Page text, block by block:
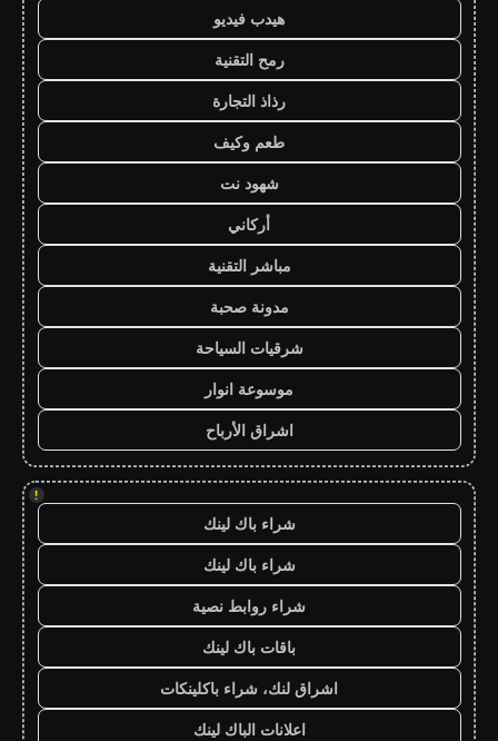
هيدب فيديو
رمح التقنية
رذاذ التجارة
طعم وكيف
شهود نت
أركاني
مباشر التقنية
مدونة صحبة
شرقيات السياحة
موسوعة انوار
اشراق الأرباح
!
شراء باك لينك
شراء باك لينك
شراء روابط نصية
باقات باك لينك
اشراق لنك، شراء باكلينكات
اعلانات الباك لينك